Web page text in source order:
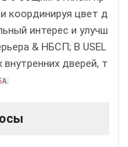
координируя цвет д
интерес и улучш
& НБСП; В USEL
внутренних дверей, т
А.